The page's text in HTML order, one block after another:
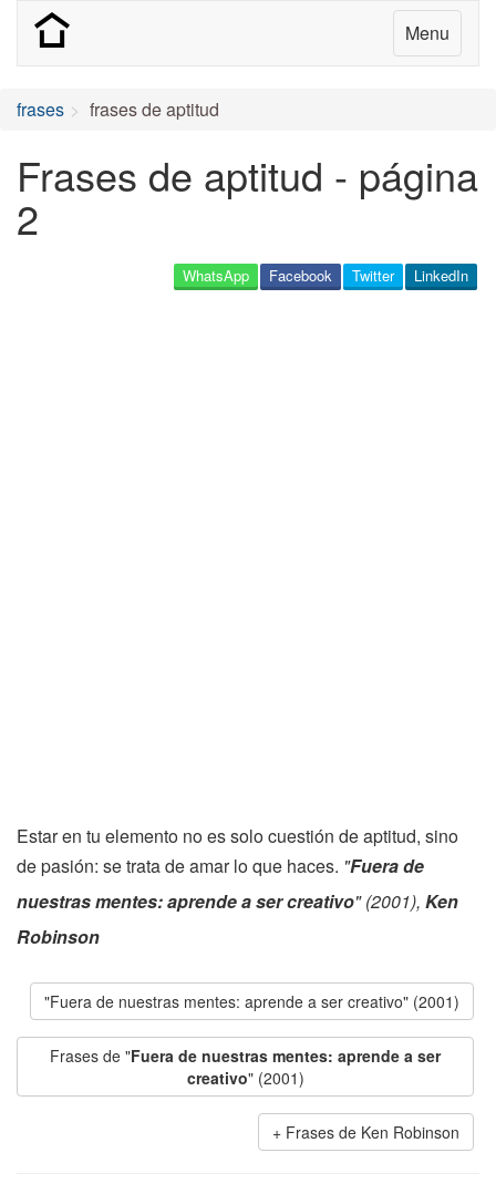
Menu
frases frases de aptitud
Frases de aptitud - página
2
LinkedIn
Twitter
Facebook
WhatsApp
Estar en tu elemento no es solo cuestión de aptitud, sino
de pasión: se trata de amar lo que haces. "Fuera de
nuestras mentes: aprende a ser creativo" (2001), Ken
Robinson
"Fuera de nuestras mentes: aprende a ser creativo" (2001)
Frases de "Fuera de nuestras mentes: aprende a ser
creativo" (2001)
Frases de Ken Robinson